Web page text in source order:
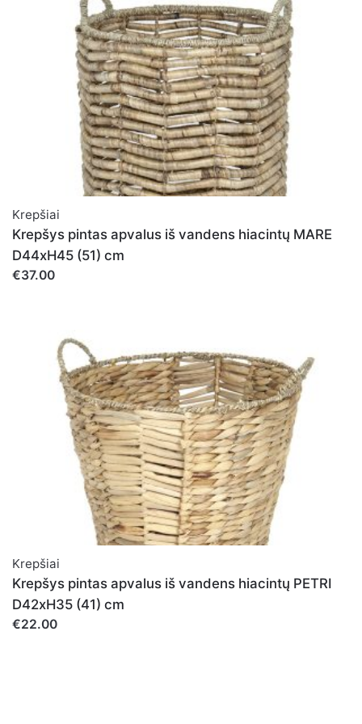
Įvertinimas
PALIKITE ATSAKYMĄ
El. paštas
Krepšiai
Krepšys pintas apvalus iš vandens hiacintų MARE
D44xH45 (51) cm
€37.00
Krepšiai
Krepšys pintas apvalus iš vandens hiacintų PETRI
D42xH35 (41) cm
€22.00